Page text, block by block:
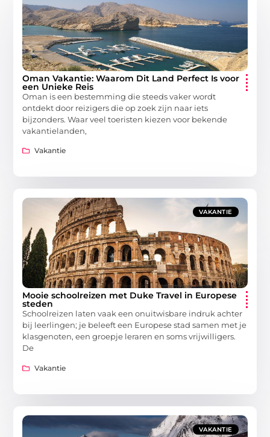
Oman Vakantie: Waarom Dit Land Perfect Is voor
een Unieke Reis
Oman is een bestemming die steeds vaker wordt
ontdekt door reizigers die op zoek zijn naar iets
bijzonders. Waar veel toeristen kiezen voor bekende
vakantielanden,
Vakantie
VAKANTIE
Mooie schoolreizen met Duke Travel in Europese
steden
Schoolreizen laten vaak een onuitwisbare indruk achter
bij leerlingen; je beleeft een Europese stad samen met je
klasgenoten, een groepje leraren en soms vrijwilligers.
De
Vakantie
VAKANTIE